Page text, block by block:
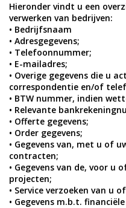
Hieronder vindt u een
verwerken van bedrijven:
• Bedrijfsnaam
• Adresgegevens;
• Telefoonnummer;
• E-mailadres;
• Overige gegevens die u
correspondentie en/of
• BTW nummer, indien
• Relevante
• Offerte gegevens;
• Order gegevens;
• Gegevens van, met u of
contracten;
• Gegevens van de, voor
projecten;
• Service verzoeken van u
• Gegevens m.b.t.